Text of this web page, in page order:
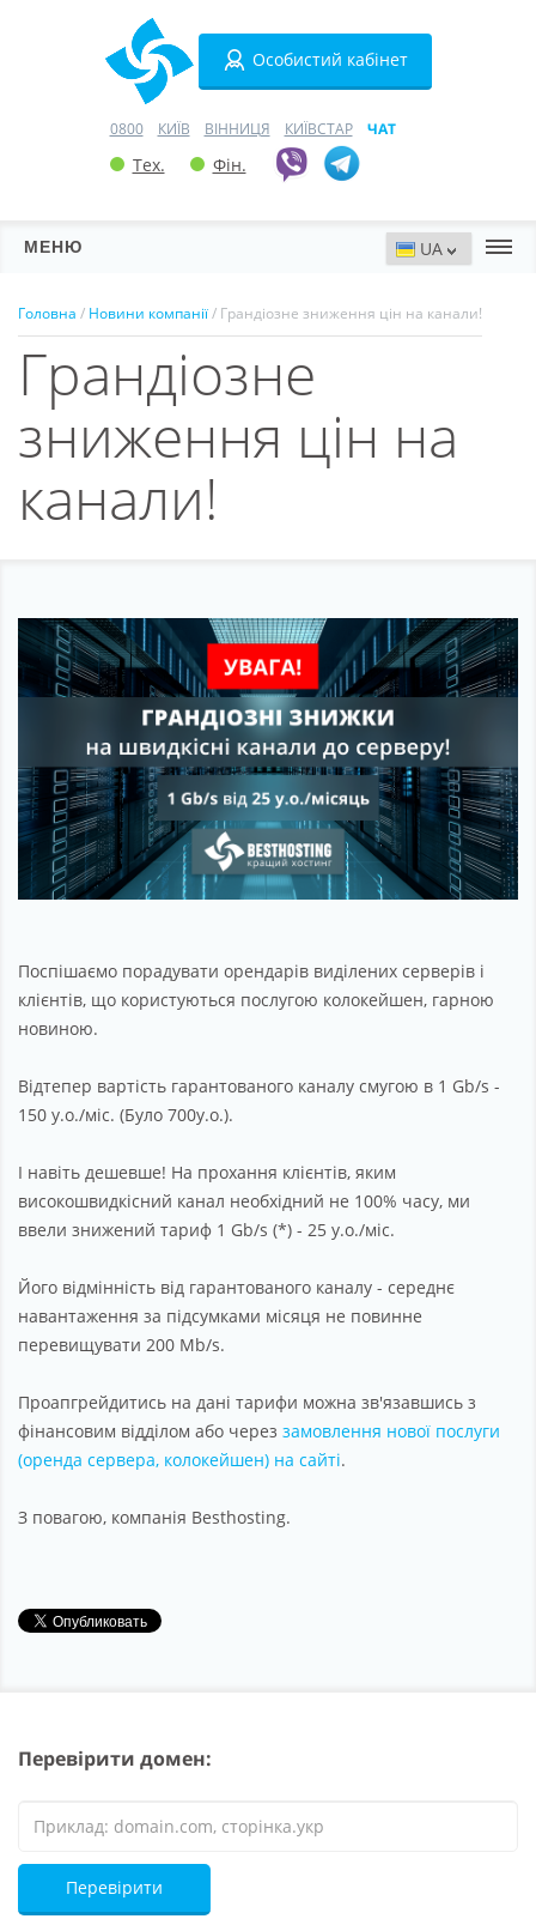
Особистий кабінет
0800 КИЇВ ВІННИЦЯ КИЇВСТАР ЧАТ
Тех. Фін.
МЕНЮ
Домени
VPN
SSL
Про компанію
Головна / Новини компанії/ Грандіозне зниження цін на канали!
Грандіозне
зниження цін на
канали!
Поспішаємо порадувати орендарів виділених серверів і
клієнтів, що користуються послугою колокейшен, гарною
новиною.
Відтепер вартість гарантованого каналу смугою в 1 Gb/s -
150 у.о./міс. (Було 700у.о.).
І навіть дешевше! На прохання клієнтів, яким
високошвидкісний канал необхідний не 100% часу, ми
ввели знижений тариф 1 Gb/s (*) - 25 у.о./міс.
Його відмінність від гарантованого каналу - середнє
навантаження за підсумками місяця не повинне
перевищувати 200 Mb/s.
Проапгрейдитись на дані тарифи можна зв'язавшись з
фінансовим відділом або через замовлення нової послуги
(оренда сервера, колокейшен) на сайті.
З повагою, компанія Besthosting.
Перевірити домен:
Перевірити